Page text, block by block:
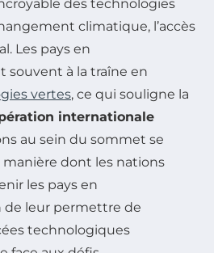
des technologies
climatique, l’accès
Les pays en
à la traîne en
vertes, ce qui souligne la
internationale
au sein du sommet se
dont les nations
les pays en
leur permettre de
technologiques